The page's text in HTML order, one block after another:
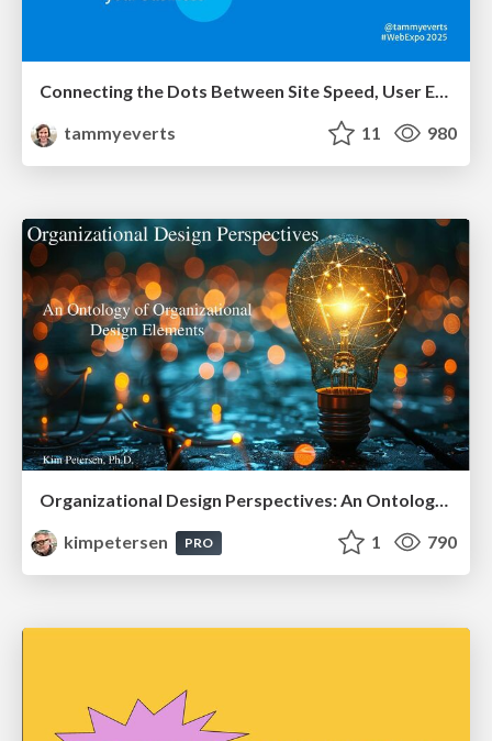
tammyeverts
11 980
Organizational Design Perspectives: An Ontology of Organizational Design Elements
kimpetersen
PRO 1 790